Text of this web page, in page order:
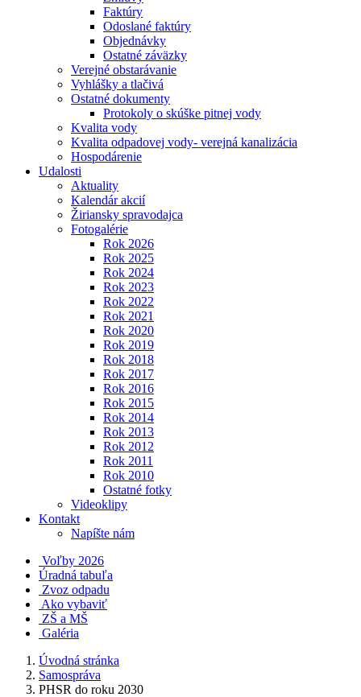
Faktúry
Odoslané faktúry
Objednávky
Ostatné záväzky
Verejné obstarávanie
Vyhlášky a tlačivá
Ostatné dokumenty
Protokoly o skúške pitnej vody
Kvalita vody
Kvalita odpadovej vody- verejná kanalizácia
Hospodárenie
Udalosti
Aktuality
Kalendár akcií
Žiriansky spravodajca
Fotogalérie
Rok 2026
Rok 2025
Rok 2024
Rok 2023
Rok 2022
Rok 2021
Rok 2020
Rok 2019
Rok 2018
Rok 2017
Rok 2016
Rok 2015
Rok 2014
Rok 2013
Rok 2012
Rok 2011
Rok 2010
Ostatné fotky
Videoklipy
Kontakt
Napíšte nám
Voľby 2026
Úradná tabuľa
Zvoz odpadu
Ako vybaviť
ZŠ a MŠ
Galéria
Úvodná stránka
Samospráva
PHSR do roku 2030